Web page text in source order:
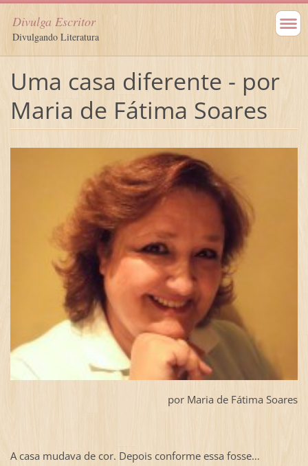
Divulga Escritor
Divulgando Literatura
Uma casa diferente - por
Maria de Fátima Soares
por Maria de Fátima Soares
A casa mudava de cor. Depois conforme essa fosse…